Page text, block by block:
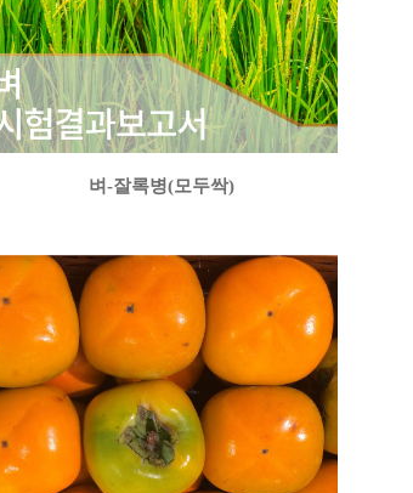
벼-잘록병(모두싹)